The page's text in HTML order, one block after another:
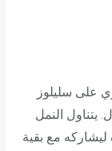
على سليلوز
النمل
ليشاركه مع بقية